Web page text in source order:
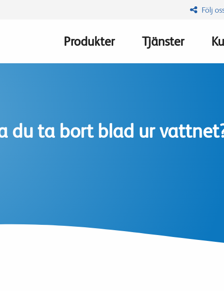
Följ
Main
Produkter Tjänster
du ta bort blad ur